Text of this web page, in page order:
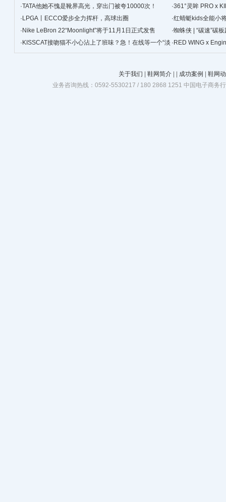
·TATA他她不愧是靴界高光，穿出门被夸10000次！ ·361°灵眸 PRO x
跑鞋
· LPGA丨ECCO爱步全力挥杆，高球出圈 ·红蜻蜓kids全能小
· Nike LeBron 22“Moonlight”将于11月1日正式发售 ·蜘蛛侠 | “碳速”碳
· KISSCAT接吻猫不小心沾上了班味？急！在线等一个“淡
班精华”
· RED WING x
关于我们 鞋网简介 成功案例
鞋网
业务咨询热线：0592-5530217 / 180 2868 1251 中国电子商务